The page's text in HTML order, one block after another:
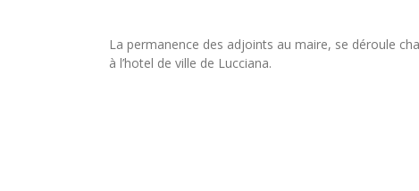
La permanence des adjoints au maire, se déroule
à l’hotel de ville de Lucciana.